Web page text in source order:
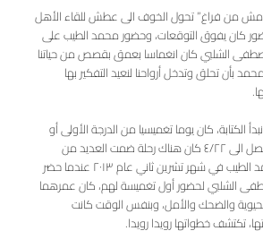
من فراغ” تحول الخوف الى عطش للقاء الأهل
كان يفوق التوقعات، وحضور محمد الطيب على
الشلبي كان انغماسا بعمق بقصص من حياتنا
بأن تحلق وتدخل أرواحنا لنعيد التفكير بها
الكتابة، كان يوما تغميسيا من الدرجة الأولى أو
مجاورة تغميسية رائعة. لنصل الى ٤/٢٢ كان هناك رحلة ضمت العديد من
الأهالي. تعرفنا على محمد الطيب في شهر تشرين ثاني عام ٢٠١٣ عندما حضر
الشلبي لحضور أول تغميسة لهم، كان عمرهما
والضحك والأمل، وبنفس الوقت كانت
تكتشف خطواتها رويدا رويدا.